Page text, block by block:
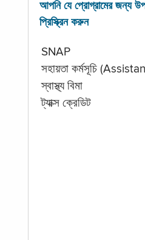
আপনি যে প্রোগ্রামের জন্য
প্রিস্ক্রিন করুন
SNAP
সহায়তা কর্মসূচি
স্বাস্থ্য বিমা
ট্যাক্স ক্রেডিট